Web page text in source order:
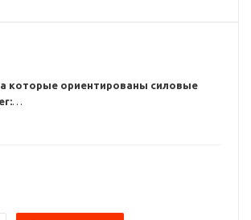
которые ориентированы силовые
насосы, мельницы, краны,
обработка;